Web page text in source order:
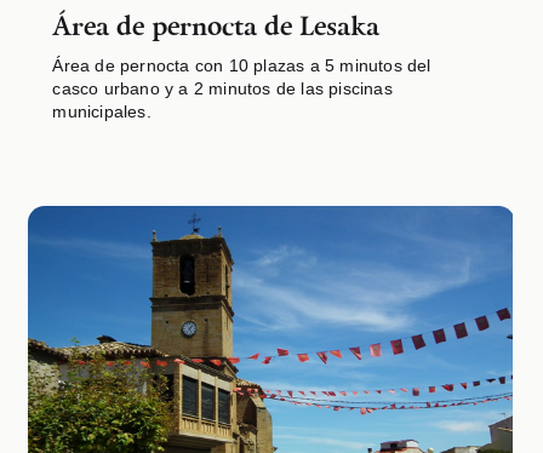
Área de pernocta de Lesaka
Área de pernocta con 10 plazas a 5 minutos del
casco urbano y a 2 minutos de las piscinas
municipales.